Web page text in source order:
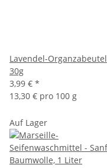
Lavendel-Organzabeutel
30g
3,99 € *
13,30 € pro 100 g
Auf Lager